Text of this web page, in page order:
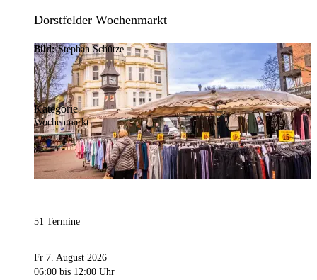
Dorstfelder Wochenmarkt
Bild:Stephan Schütze
Kategorie
Wochenmarkt
51 Termine
Fr 7. August 2026
06:00 bis 12:00 Uhr